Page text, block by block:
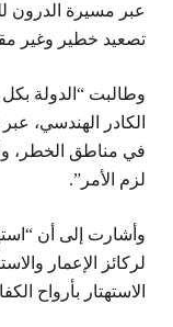
عبر مسيرة الدرون
تصعيد خطير وغير
وطالبت “الدولة
الكادر الهندسي،
في مناطق الخطر،
لزم الأمر”.
وأشارت إلى أن
لركائز الإعمار
الاستهتار بأرواح